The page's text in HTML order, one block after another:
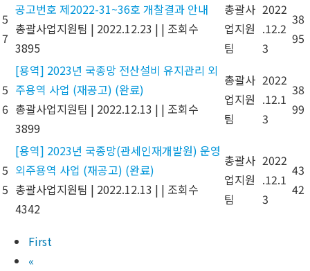
5
7
공고번호 제2022-31~36호 개찰결과 안내
총괄사업지원팀 | 2022.12.23 | | 조회수
3895
총괄사
업지원
팀
2022
.12.2
3
38
95
5
6
[용역] 2023년 국종망 전산설비 유지관리 외
주용역 사업 (재공고) (완료)
총괄사업지원팀 | 2022.12.13 | | 조회수
3899
총괄사
업지원
팀
2022
.12.1
3
38
99
5
5
[용역] 2023년 국종망(관세인재개발원) 운영
외주용역 사업 (재공고) (완료)
총괄사업지원팀 | 2022.12.13 | | 조회수
4342
총괄사
업지원
팀
2022
.12.1
3
43
42
First
«